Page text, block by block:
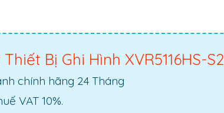
Bị Ghi Hình XVR5116HS-S2
chính hãng 24 Tháng
VAT 10%.